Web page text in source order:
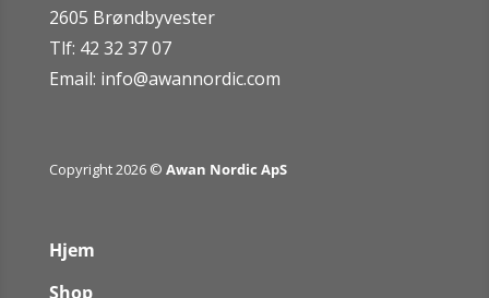
2605 Brøndbyvester
Tlf: 42 32 37 07
Email: info@awannordic.com
Copyright 2026 © Awan Nordic ApS
Hjem
Shop